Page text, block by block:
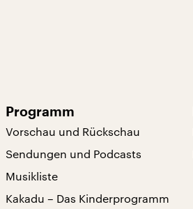
Programm
Vorschau und Rückschau
Sendungen und Podcasts
Musikliste
Kakadu – Das Kinderprogramm